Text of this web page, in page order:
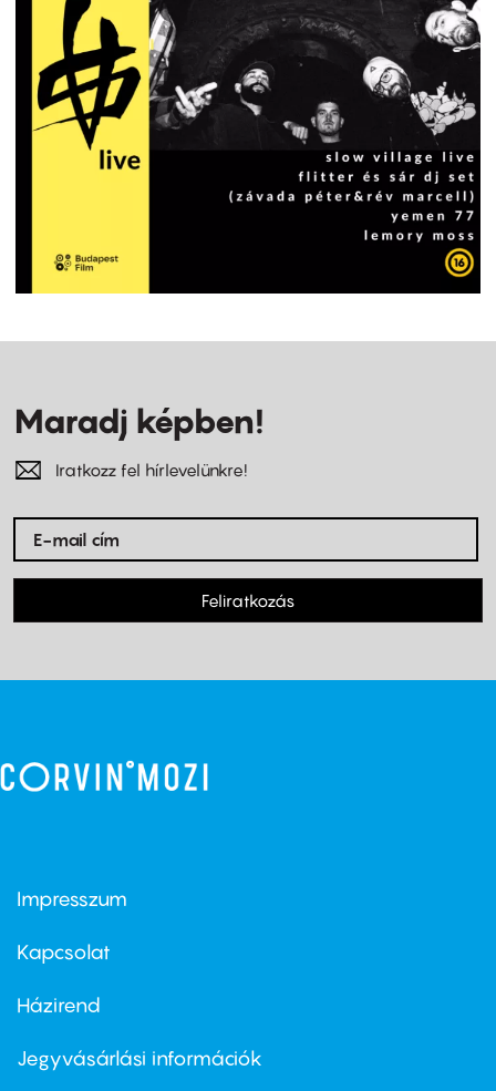
Maradj képben!
Iratkozz fel hírlevelünkre!
Feliratkozás
Footer
first
Impresszum
Kapcsolat
Footer
second
Házirend
Jegyvásárlási információk